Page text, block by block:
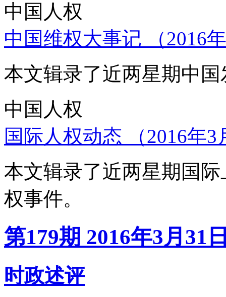
中国人权
中国维权大事记 （2016
本文辑录了近两星期中
中国人权
国际人权动态 （2016年
本文辑录了近两星期国
权事件。
第179期 2016年3月31
时政述评